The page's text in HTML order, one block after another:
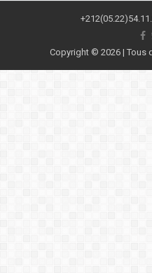
Copyright © 2026 | Tous